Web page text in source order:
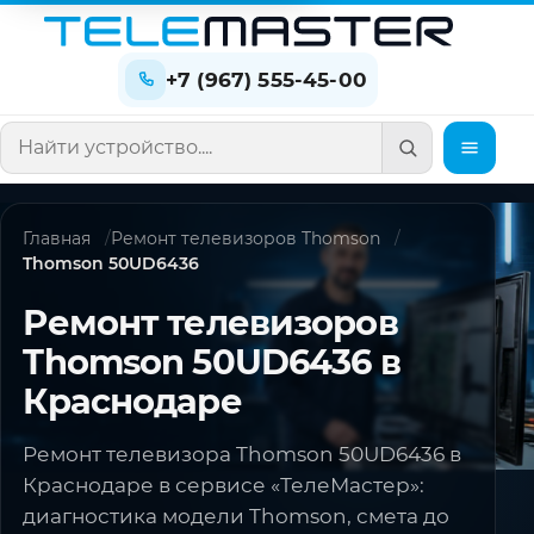
+7 (967) 555-45-00
Поиск по сайту
Главная
Ремонт телевизоров Thomson
Thomson 50UD6436
Ремонт телевизоров
Thomson 50UD6436 в
Краснодаре
Ремонт телевизора Thomson 50UD6436 в
Краснодаре в сервисе «ТелеМастер»:
диагностика модели Thomson, смета до